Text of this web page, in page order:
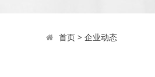
首页> 企业动态